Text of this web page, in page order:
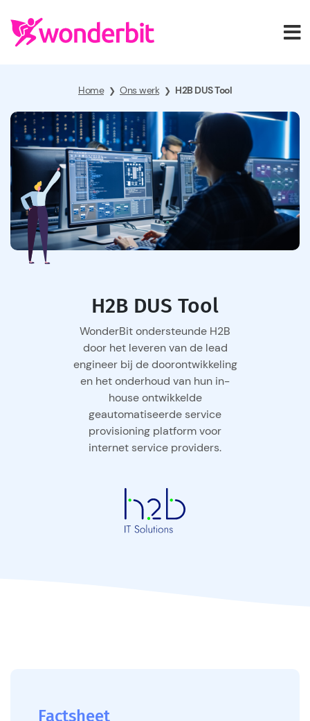
Home ❯ Ons werk ❯ H2B DUS Tool
H2B DUS Tool
WonderBit ondersteunde H2B
door het leveren van de lead
engineer bij de doorontwikkeling
en het onderhoud van hun in-
house ontwikkelde
geautomatiseerde service
provisioning platform voor
internet service providers.
Factsheet